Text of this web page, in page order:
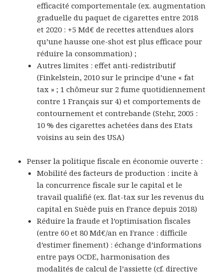
efficacité comportementale (ex. augmentation
graduelle du paquet de cigarettes entre 2018
et 2020 : +5 Md€ de recettes attendues alors
qu’une hausseone-shot est plus efficace pour
réduire la consommation) ;
Autres limites : effet anti-redistributif
(Finkelstein, 2010 sur le principe d’une « fat
tax » ; 1 chômeur sur 2 fume quotidiennement
contre 1 Français sur 4) etcomportements de
contournement et contrebande (Stehr, 2005 :
10 % des cigarettes achetées dans des Etats
voisins au sein des USA)
Penser la politique fiscale en économie ouverte :
Mobilité des facteurs de production : incite à
la concurrence fiscale sur le capital et le
travail qualifié (ex.flat-tax sur les revenus du
capital en Suède puis en France depuis 2018)
Réduire la fraude et l’optimisation fiscales
(entre 60 et 80 Md€/an en France : difficile
d’estimer finement) : échange d’informations
entre pays OCDE, harmonisation des
modalités de calcul de l’assiette (cf. directive